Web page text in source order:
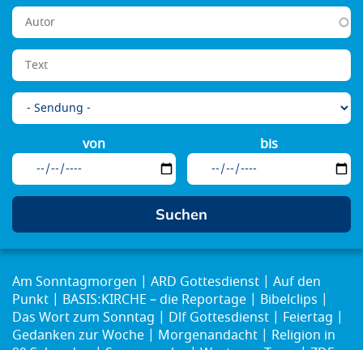
von bis
Am Sonntagmorgen ARD Gottesdienst
Auf den
Punkt
BASIS:KIRCHE – die Reportage
Bibelclips
Das Wort zum Sonntag
Dlf Gottesdienst
Feiertag
Gedanken zur Woche
Morgenandacht
Religion in